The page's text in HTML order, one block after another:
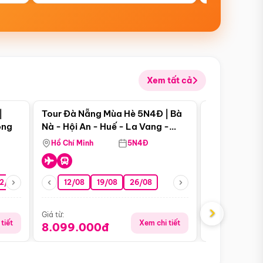
Xem tất cả
08 26/08 05/09 09/09 12/09
tiết
Điểm nổi bật
Tour Đà Nẵng Mùa Hè 5N4Đ | Bà
Nà - Hội An - Huế - La Vang -
Động Thiên Đường
Hồ Chí Minh 5N4Đ
12/08 19/08 26/08
Giá từ:
8.099.000đ Xem chi tiết
Giá từ:
›